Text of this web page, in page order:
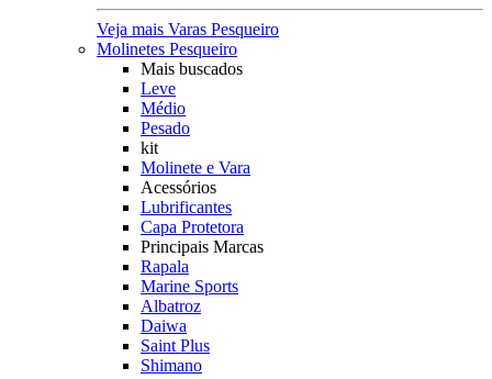
Veja mais Varas Pesqueiro
Molinetes Pesqueiro
Mais buscados
Leve
Médio
Pesado
kit
Molinete e Vara
Acessórios
Lubrificantes
Capa Protetora
Principais Marcas
Rapala
Marine Sports
Albatroz
Daiwa
Saint Plus
Shimano